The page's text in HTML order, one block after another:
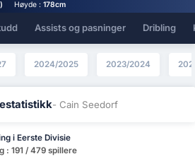
Høyde : 178cm
Assists og pasninger Dribling
2024/2025 2023/2024
- Cain Seedorf
i Eerste Divisie
: 191 / 479 spillere